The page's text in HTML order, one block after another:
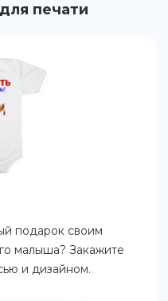
печати
подарок своим
малыша? Закажите
и дизайном.